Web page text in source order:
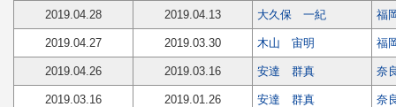
2019.04.28 2019.04.13 大久保 一紀 福
2019.04.27 2019.03.30 木山 宙明 福
2019.04.26 2019.03.16 安達 群真 奈
2019.03.16 2019.01.26 安達 群真 奈